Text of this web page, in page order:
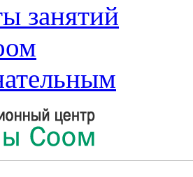
занятий